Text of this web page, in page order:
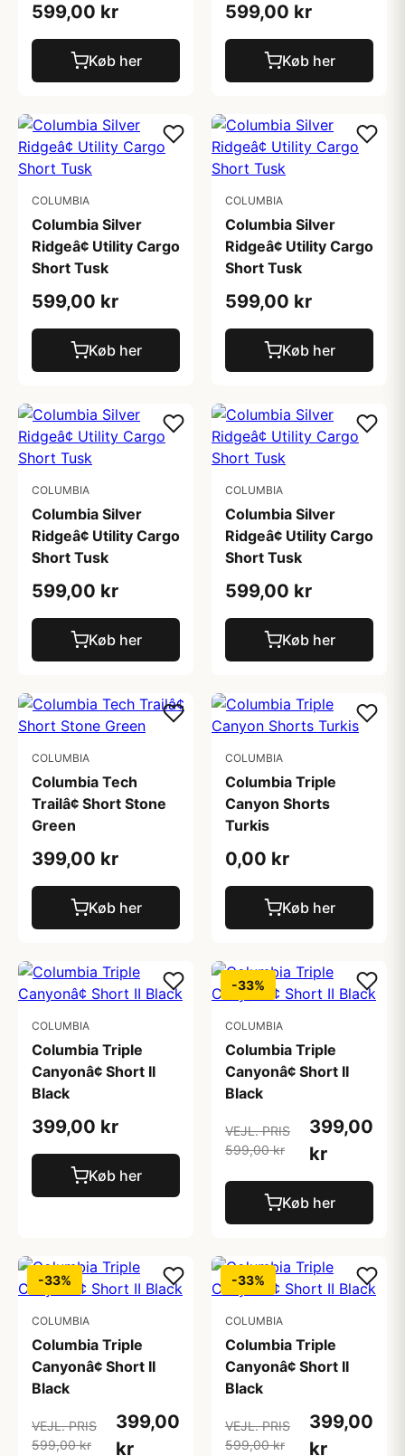
599,00 kr
Køb her
599,00 kr
Køb her
COLUMBIA
Columbia Silver
Ridgeâ¢ Utility Cargo
Short Tusk
599,00 kr
Køb her
COLUMBIA
Columbia Silver
Ridgeâ¢ Utility Cargo
Short Tusk
599,00 kr
Køb her
COLUMBIA
Columbia Silver
Ridgeâ¢ Utility Cargo
Short Tusk
599,00 kr
Køb her
COLUMBIA
Columbia Silver
Ridgeâ¢ Utility Cargo
Short Tusk
599,00 kr
Køb her
COLUMBIA
Columbia Tech
Trailâ¢ Short Stone
Green
399,00 kr
Køb her
COLUMBIA
Columbia Triple
Canyon Shorts
Turkis
0,00 kr
Køb her
COLUMBIA
Columbia Triple
Canyonâ¢ Short II
Black
399,00 kr
Køb her
-33%
COLUMBIA
Columbia Triple
Canyonâ¢ Short II
Black
VEJL. PRIS
599,00 kr
399,00
kr
Køb her
-33%
COLUMBIA
Columbia Triple
Canyonâ¢ Short II
Black
VEJL. PRIS
599,00 kr
399,00
kr
-33%
COLUMBIA
Columbia Triple
Canyonâ¢ Short II
Black
VEJL. PRIS
599,00 kr
399,00
kr